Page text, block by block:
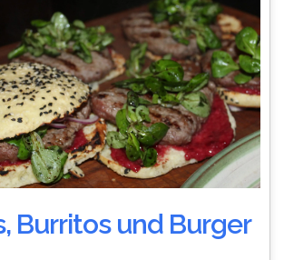
Burritos und Burger